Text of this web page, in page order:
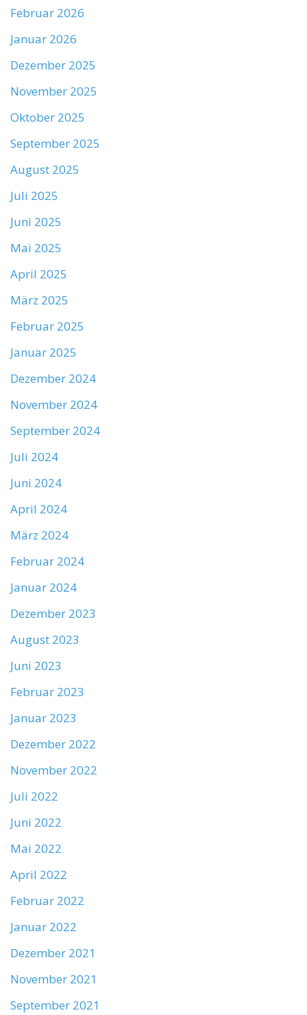
Februar 2026
Januar 2026
Dezember 2025
November 2025
Oktober 2025
September 2025
August 2025
Juli 2025
Juni 2025
Mai 2025
April 2025
März 2025
Februar 2025
Januar 2025
Dezember 2024
November 2024
September 2024
Juli 2024
Juni 2024
April 2024
März 2024
Februar 2024
Januar 2024
Dezember 2023
August 2023
Juni 2023
Februar 2023
Januar 2023
Dezember 2022
November 2022
Juli 2022
Juni 2022
Mai 2022
April 2022
Februar 2022
Januar 2022
Dezember 2021
November 2021
September 2021